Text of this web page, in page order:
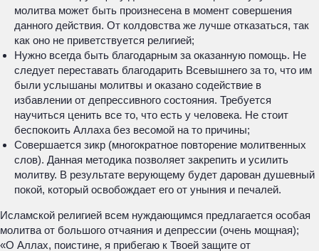
молитва может быть произнесена в момент совершения
данного действия. От колдовства же лучше отказаться, так
как оно не приветствуется религией;
Нужно всегда быть благодарным за оказанную помощь. Не
следует переставать благодарить Всевышнего за то, что им
были услышаны молитвы и оказано содействие в
избавлении от депрессивного состояния. Требуется
научиться ценить все то, что есть у человека. Не стоит
беспокоить Аллаха без весомой на то причины;
Совершается зикр (многократное повторение молитвенных
слов). Данная методика позволяет закрепить и усилить
молитву. В результате верующему будет дарован душевный
покой, который освобождает его от уныния и печалей.
Исламской религией всем нуждающимся предлагается особая
молитва от большого отчаяния и депрессии (очень мощная);
«О Аллах, поистине, я прибегаю к Твоей защите от